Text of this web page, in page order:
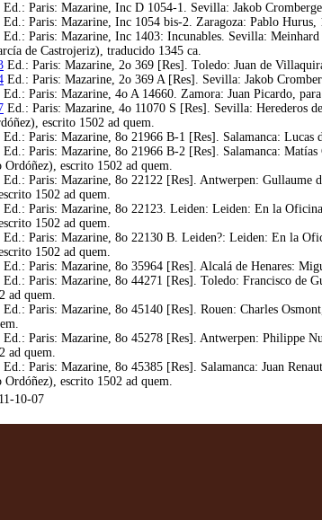
Ed.: Paris: Mazarine, Inc D 1054-1. Sevilla: Jakob
Ed.: Paris: Mazarine, Inc 1054 bis-2. Zaragoza: Pablo
Ed.: Paris: Mazarine, Inc 1403: Incunables. Sevilla:
de Castrojeriz), traducido 1345 ca.
Ed.: Paris: Mazarine, 2o 369 [Res]. Toledo: Juan de
Ed.: Paris: Mazarine, 2o 369 A [Res]. Sevilla: Jakob
Ed.: Paris: Mazarine, 4o A 14660. Zamora: Juan Picardo,
Ed.: Paris: Mazarine, 4o 11070 S [Res]. Sevilla: Herederos
escrito 1502 ad quem.
Ed.: Paris: Mazarine, 8o 21966 B-1 [Res]. Salamanca:
Ed.: Paris: Mazarine, 8o 21966 B-2 [Res]. Salamanca:
escrito 1502 ad quem.
Ed.: Paris: Mazarine, 8o 22122 [Res]. Antwerpen: Gullaume
1502 ad quem.
Ed.: Paris: Mazarine, 8o 22123. Leiden: Leiden: En la
1502 ad quem.
Ed.: Paris: Mazarine, 8o 22130 B. Leiden?: Leiden: En la
1502 ad quem.
Ed.: Paris: Mazarine, 8o 35964 [Res]. Alcalá de Henares:
Ed.: Paris: Mazarine, 8o 44271 [Res]. Toledo: Francisco de
ad quem.
Ed.: Paris: Mazarine, 8o 45140 [Res]. Rouen: Charles
Ed.: Paris: Mazarine, 8o 45278 [Res]. Antwerpen: Philippe
ad quem.
Ed.: Paris: Mazarine, 8o 45385 [Res]. Salamanca: Juan
escrito 1502 ad quem.
10-07